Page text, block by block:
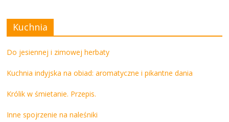
Kuchnia
Do jesiennej i zimowej herbaty
Kuchnia indyjska na obiad: aromatyczne i pikantne dania
Królik w śmietanie. Przepis.
Inne spojrzenie na naleśniki